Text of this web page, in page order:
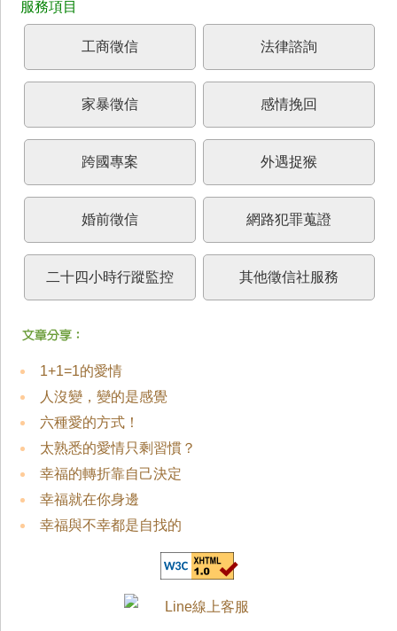
工商徵信 法律諮詢
家暴徵信 感情挽回
跨國專案 外遇捉猴
婚前徵信 網路犯罪蒐證
二十四小時行蹤監控 其他徵信社服務
1+1=1的愛情
人沒變，變的是感覺
六種愛的方式！
太熟悉的愛情只剩習慣？
幸福的轉折靠自己決定
幸福就在你身邊
幸福與不幸都是自找的